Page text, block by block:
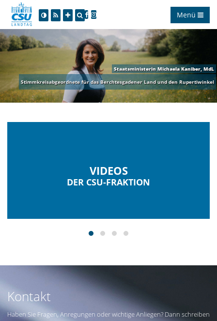
Menü
Staatsministerin Michaela Kaniber, MdL
Stimmkreisabgeordnete für das Berchtesgadener Land und den Rupertiwinkel
VIDEOS
DER CSU-FRAKTION
Kontakt
Haben Sie Fragen, Anregungen oder wichtige Anliegen? Dann schreiben